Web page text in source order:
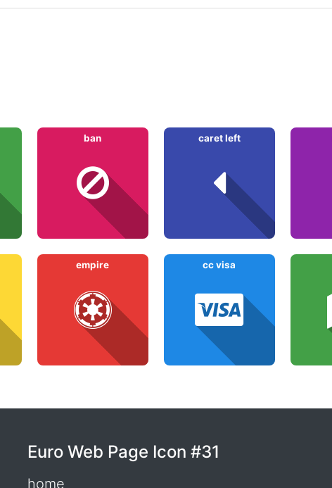
ban caret left
empire cc visa
Euro Web Page Icon #31
home